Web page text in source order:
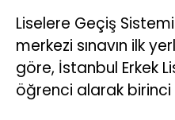
Liselere Geçiş
merkezi sınavın ilk
göre, İstanbul Erkek
öğrenci alarak birinci